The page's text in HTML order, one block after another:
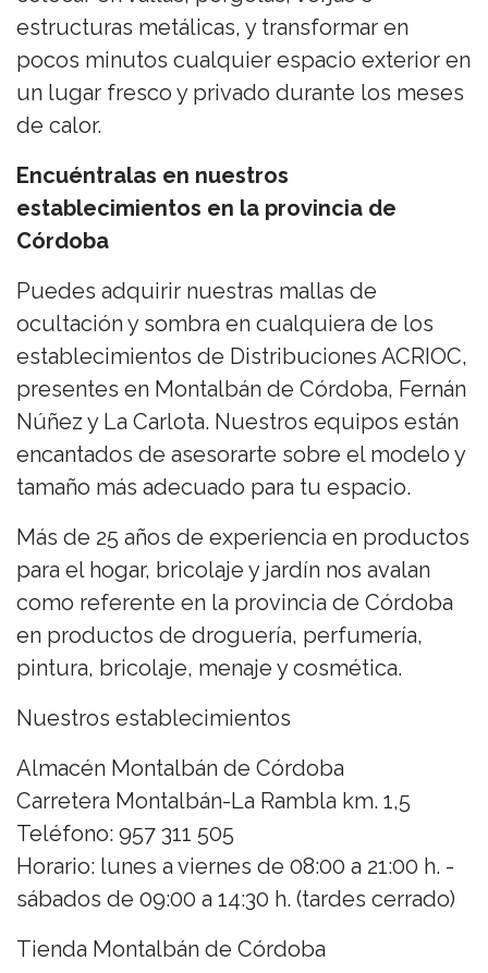
estructuras metálicas, y transformar en
pocos minutos cualquier espacio exterior en
un lugar fresco y privado durante los meses
de calor.
Encuéntralas en nuestros
establecimientos en la provincia de
Córdoba
Puedes adquirir nuestras mallas de
ocultación y sombra en cualquiera de los
establecimientos de Distribuciones ACRIOC,
presentes en Montalbán de Córdoba, Fernán
Núñez y La Carlota. Nuestros equipos están
encantados de asesorarte sobre el modelo y
tamaño más adecuado para tu espacio.
Más de 25 años de experiencia en productos
para el hogar, bricolaje y jardín nos avalan
como referente en la provincia de Córdoba
en productos de droguería, perfumería,
pintura, bricolaje, menaje y cosmética.
Nuestros establecimientos
Almacén Montalbán de Córdoba
Carretera Montalbán-La Rambla km. 1,5
Teléfono: 957 311 505
Horario: lunes a viernes de 08:00 a 21:00 h. -
sábados de 09:00 a 14:30 h. (tardes cerrado)
Tienda Montalbán de Córdoba